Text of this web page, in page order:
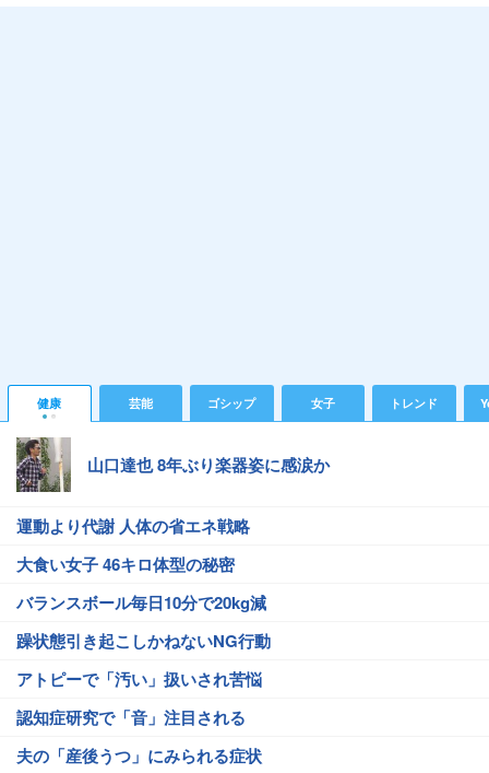
健康 芸能 ゴシップ 女子 トレンド
山口達也 8年ぶり楽器姿に感涙か
運動より代謝 人体の省エネ戦略
大食い女子 46キロ体型の秘密
バランスボール毎日10分で20kg減
躁状態引き起こしかねないNG行動
アトピーで「汚い」扱いされ苦悩
認知症研究で「音」注目される
夫の「産後うつ」にみられる症状